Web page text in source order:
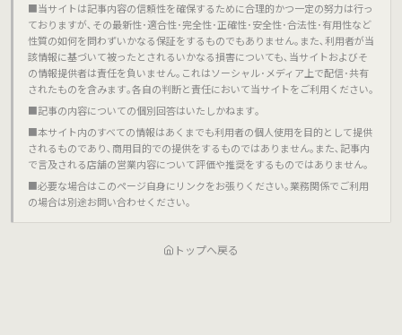
■当サイトは記事内容の信頼性を確保するために合理的かつ一定の努力は行っ
ておりますが､その最新性･適合性･完全性･正確性･安全性･合法性･有用性など
性質の如何を問わずいかなる保証をするものでもありません｡また､利用者が当
該情報に基づいて被ったとされるいかなる損害についても､当サイトおよびそ
の情報提供者は責任を負いません｡これはソーシャル･メディア上で配信･共有
されたものを含みます｡各自の判断と責任において当サイトをご利用ください｡
■記事の内容についての個別回答はいたしかねます｡
■本サイト内のすべての情報はあくまでも利用者の個人使用を目的として提供
されるものであり､商用目的での提供をするものではありません｡また､記事内
で言及される店舗の営業内容について評価や推奨をするものではありません｡
■必要な場合はこのページ自身にリンクをお張りください｡業務関係でご利用
の場合は別途お問い合わせください｡
トップへ戻る